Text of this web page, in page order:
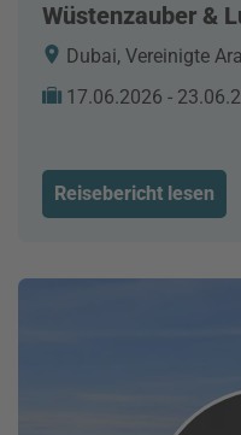
Wüstenzauber &
Dubai, Vereinigte
17.06.2026 -
Reisebericht lesen